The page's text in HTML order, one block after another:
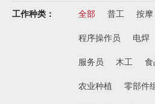
工作种类： 全部 普工 按摩
程序操作员 电焊
服务员 木工 食
农业种植 零部件
俄罗斯-
俄罗斯-